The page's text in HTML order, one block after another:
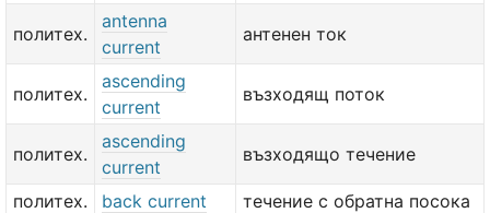
политех.
antenna
current
антенен ток
политех.
ascending
current
възходящ поток
политех.
ascending
current
възходящо течение
политех. back current
течение с обратна посока